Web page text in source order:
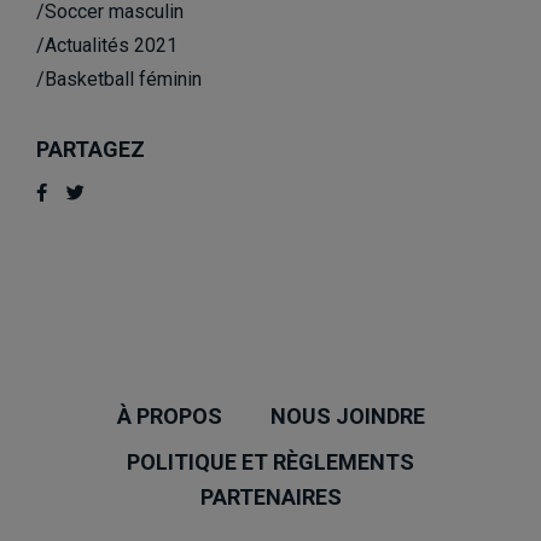
/Soccer masculin
/Actualités 2021
/Basketball féminin
PARTAGEZ
À PROPOS
NOUS JOINDRE
POLITIQUE ET RÈGLEMENTS
PARTENAIRES